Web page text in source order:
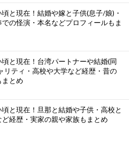
と現在！結婚や嫁と子供(息子/娘)・
の怪演・本名などプロフィールもま
と現在！台湾パートナーや結婚(同
リティ・高校や大学など経歴・昔の
まとめ
と現在！旦那と結婚や子供・高校と
経歴・実家の親や家族もまとめ